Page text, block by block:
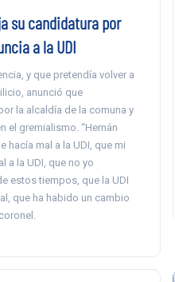
su candidatura por
a la UDI
y que pretendía volver a
anunció que
la alcaldía de la comuna y
el gremialismo. “Hernán
hacía mal a la UDI, que mi
a la UDI, que no yo
estos tiempos, que la UDI
que ha habido un cambio